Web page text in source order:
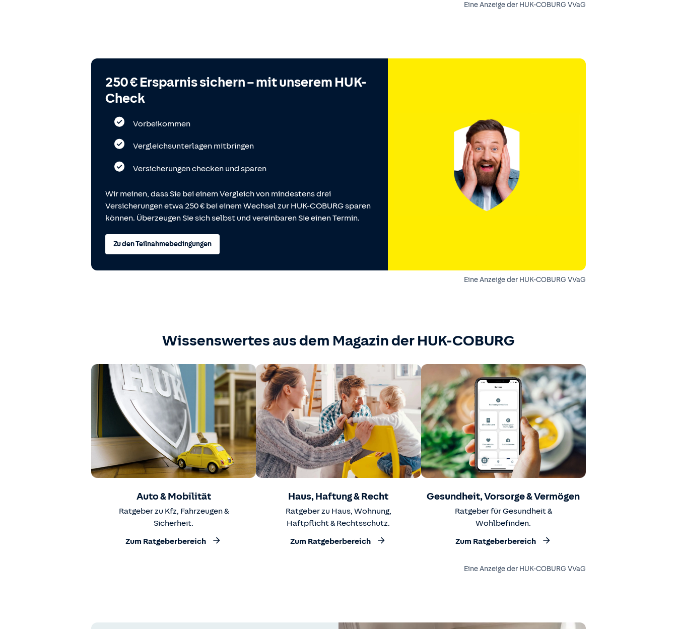
Eine Anzeige der HUK-COBURG VVaG
250 € Ersparnis sichern – mit unserem HUK-
Check
Vorbeikommen
Vergleichsunterlagen mitbringen
Versicherungen checken und sparen
Wir meinen, dass Sie bei einem Vergleich von mindestens drei
Versicherungen etwa 250 € bei einem Wechsel zur HUK-COBURG sparen
können. Überzeugen Sie sich selbst und vereinbaren Sie einen Termin.
Zu den Teilnahmebedingungen
Eine Anzeige der HUK-COBURG VVaG
Wissenswertes aus dem Magazin der HUK-COBURG
Auto & Mobilität
Ratgeber zu Kfz, Fahrzeugen &
Sicherheit.
Zum Ratgeberbereich
Haus, Haftung & Recht
Ratgeber zu Haus, Wohnung,
Haftpflicht & Rechtsschutz.
Zum Ratgeberbereich
Gesundheit, Vorsorge & Vermögen
Ratgeber für Gesundheit &
Wohlbefinden.
Zum Ratgeberbereich
Eine Anzeige der HUK-COBURG VVaG